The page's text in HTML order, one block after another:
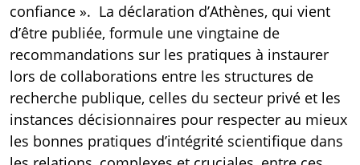
confiance ». La déclaration d’Athènes, qui vient
d’être publiée, formule une vingtaine de
recommandations sur les pratiques à instaurer
lors de collaborations entre les structures de
recherche publique, celles du secteur privé et les
instances décisionnaires pour respecter au mieux
les bonnes pratiques d’intégrité scientifique dans